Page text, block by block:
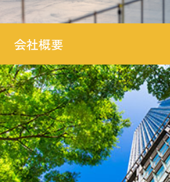
会社概要